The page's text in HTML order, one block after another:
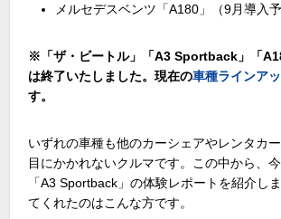
メルセデスベンツ「A180」（9月導入予
※「ザ・ビートル」「A3 Sportback」「
は終了いたしました。現在の車種ラインア
す。
いずれの車種も他のカーシェアやレンタカ
目にかかれないクルマです。この中から、
「A3 Sportback」の体験レポートを紹介し
てくれたのはこんな方です。